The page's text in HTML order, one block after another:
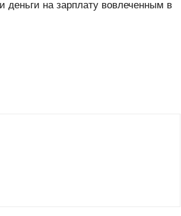
на зарплату вовлеченным в